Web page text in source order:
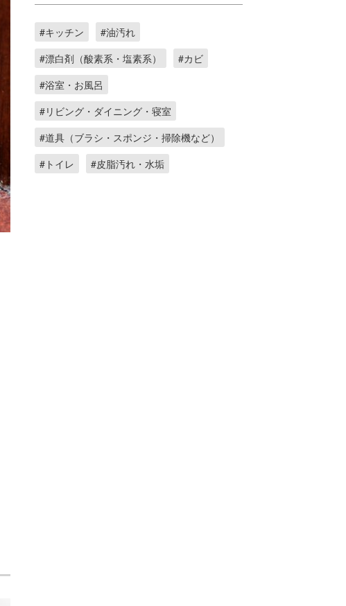
#キッチン
#油汚れ
#漂白剤（酸素系・塩素系）
#カビ
#浴室・お風呂
#リビング・ダイニング・寝室
#道具（ブラシ・スポンジ・掃除機など）
#トイレ
#皮脂汚れ・水垢